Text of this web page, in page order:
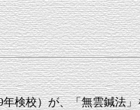
検校）が、「無雲鍼法